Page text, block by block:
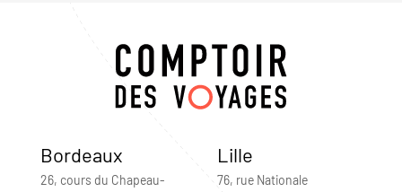
Bordeaux
26, cours du Chapeau-
Lille
76, rue Nationale